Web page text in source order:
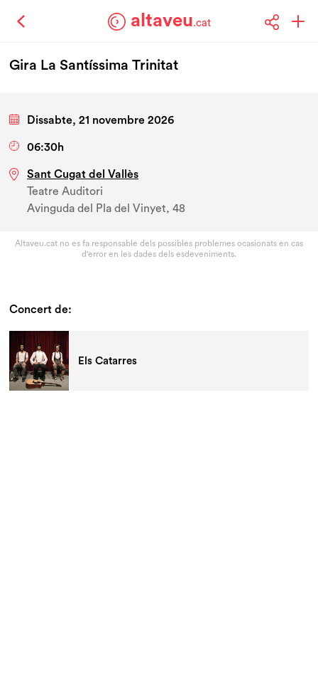
altaveu.cat
Gira La Santíssima Trinitat
Dissabte, 21 novembre 2026
06:30h
Sant Cugat del Vallès
Teatre Auditori
Avinguda del Pla del Vinyet, 48
Altaveu.cat no es fa responsable dels possibles problemes ocasionats en cas
d'error en les dades dels esdeveniments.
Concert de:
Els Catarres